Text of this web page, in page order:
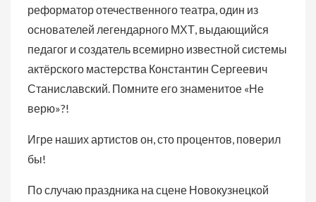
реформатор отечественного театра, один из
основателей легендарного МХТ, выдающийся
педагог и создатель всемирно известной системы
актёрского мастерства Константин Сергеевич
Станиславский. Помните его знаменитое «Не
верю»?!
Игре наших артистов он, сто процентов, поверил
бы!
По случаю праздника на сцене Новокузнецкой